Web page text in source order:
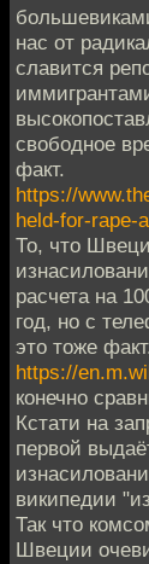
нас от
славится
свободное
факт.
https://
held-for-rape-
То, что
расчета на
год, но с
это тоже
https://
конечно
Кстати на
первой
википедии
Так что
Швеции